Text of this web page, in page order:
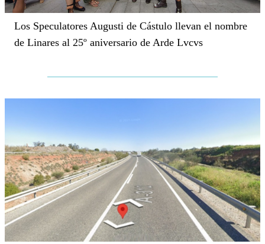
Los Speculatores Augusti de Cástulo llevan el nombre
de Linares al 25º aniversario de Arde Lvcvs